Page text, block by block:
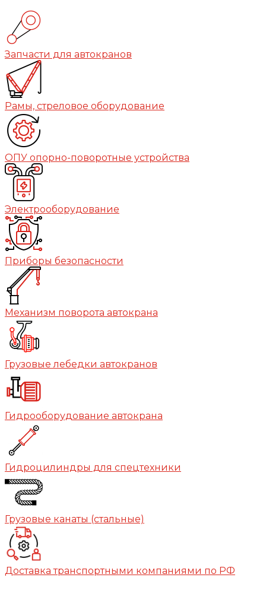
Запчасти для автокранов
Рамы, стреловое оборудование
ОПУ опорно-поворотные устройства
Электрооборудование
Приборы безопасности
Механизм поворота автокрана
Грузовые лебедки автокранов
Гидрооборудование автокрана
Гидроцилиндры для спецтехники
Грузовые канаты (стальные)
Доставка транспортными компаниями по РФ